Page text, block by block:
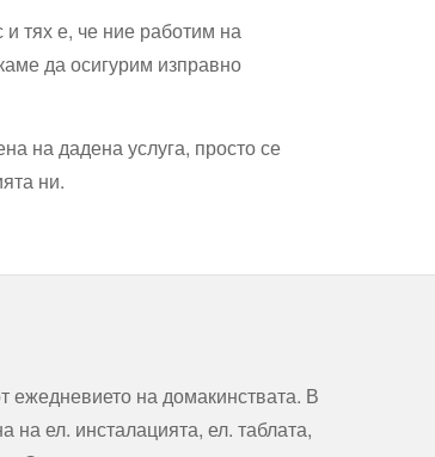
тях е, че ние работим на
да осигурим изправно
на дадена услуга, просто се
ни.
ежедневието на домакинствата. В
на ел. инсталацията, ел. таблата,